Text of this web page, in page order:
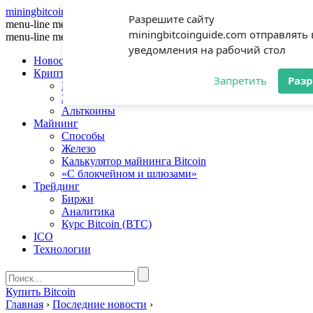
Разрешите сайту
miningbitcoinguide.com отправлять
уведомления на рабочий стол
Запретить
miningbitcoinguide
menu-line menu-line
menu-line
menu-line menu-line
menu-line
Новости
Криптовалюты
Биткоин
Эфириум
Альткоины
Майнинг
Способы
Железо
Калькулятор майнинга Bitcoin
«С блокчейном и шлюзами»
Трейдинг
Биржи
Аналитика
Курс Bitcoin (BTC)
ICO
Технологии
Купить Bitcoin
Главная › Последние новости ›